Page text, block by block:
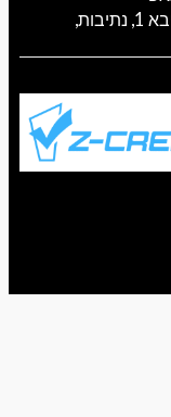
רבי עקיבא 1, נתיבות,